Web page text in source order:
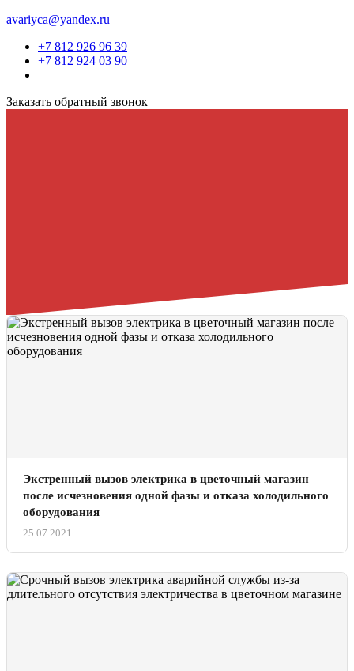
avariyca@yandex.ru
+7 812 926 96 39
+7 812 924 03 90
Заказать обратный звонок
Экстренный вызов электрика в цветочный магазин
после исчезновения одной фазы и отказа холодильного
оборудования
25.07.2021